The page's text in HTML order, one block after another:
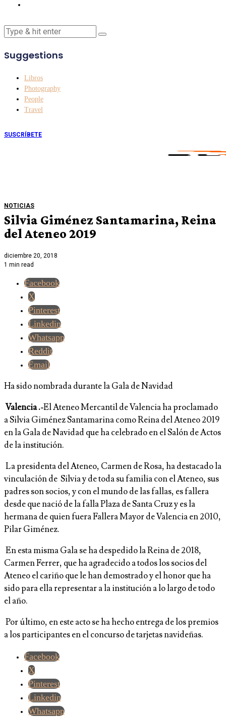
Suggestions
Libros
Photography
People
Travel
SUSCRÍBETE
NOTICIAS
Silvia Giménez Santamarina, Reina
del Ateneo 2019
diciembre 20, 2018
1 min read
Facebook
X
Pinterest
Linkedin
Whatsapp
Reddit
Email
Ha sido nombrada durante la Gala de Navidad
Valencia .-El Ateneo Mercantil de Valencia ha proclamado
a Silvia Giménez Santamarina como Reina del Ateneo 2019
en la Gala de Navidad que ha celebrado en el Salón de Actos
de la institución.
La presidenta del Ateneo, Carmen de Rosa, ha destacado la
vinculación de Silvia y de toda su familia con el Ateneo, sus
padres son socios, y con el mundo de las fallas, es fallera
desde que nació de la falla Plaza de Santa Cruz y es la
hermana de quien fuera Fallera Mayor de Valencia en 2010,
Pilar Giménez.
En esta misma Gala se ha despedido la Reina de 2018,
Carmen Ferrer, que ha agradecido a todos los socios del
Ateneo el cariño que le han demostrado y el honor que ha
sido para ella representar a la institución a lo largo de todo
el año.
Por último, en este acto se ha hecho entrega de los premios
a los participantes en el concurso de tarjetas navideñas.
Facebook
X
Pinterest
Linkedin
Whatsapp